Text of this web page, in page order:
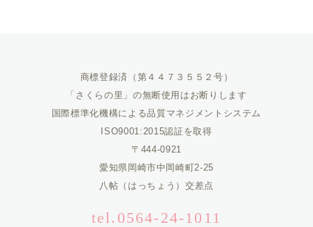
商標登録済（第４４７３５５２号）
「さくらの里」の無断使用はお断りします
国際標準化機構による品質マネジメントシステム
ISO9001:2015認証を取得
〒444-0921
愛知県岡崎市中岡崎町2-25
八帖（はっちょう）交差点
tel.0564-24-1011